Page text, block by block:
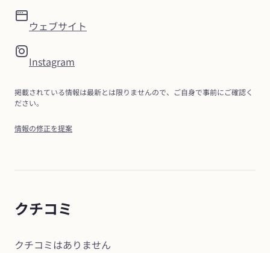
ウェブサイト
Instagram
掲載されている情報は最新とは限りませんので、ご自身で事前にご確認く
ださい。
情報の修正を提案
クチコミ
クチコミはありません